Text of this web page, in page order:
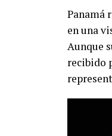
Panamá
en una
Aunque
recibido